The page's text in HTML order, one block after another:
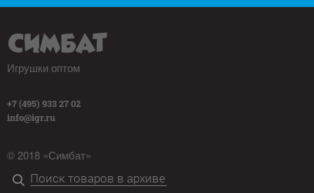
Игрушки оптом
+7 (495) 933 27 02
info@igr.ru
© 2018 «Симбат»